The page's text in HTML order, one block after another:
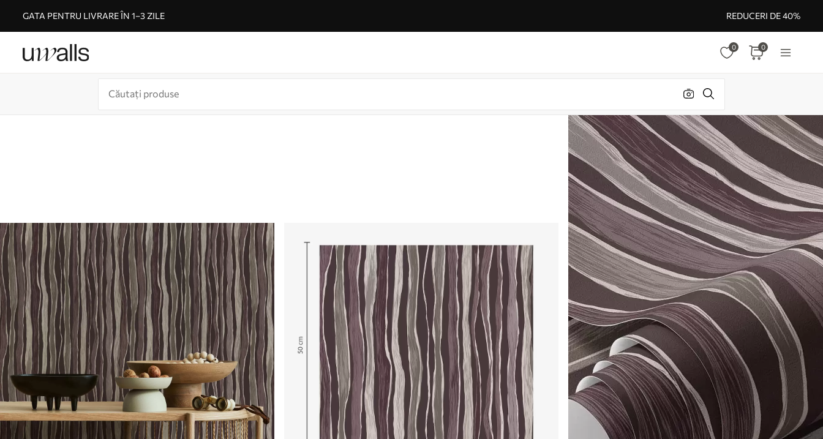
GATA PENTRU LIVRARE ÎN 1–3 ZILE REDUCERI DE 40%
0 0